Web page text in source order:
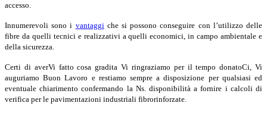
accesso.
Innumerevoli sono i vantaggiche si possono conseguire con l’utilizzo delle
fibre da quelli tecnici e realizzativi a quelli economici, in campo ambientale e
della sicurezza.
Certi di averVi fatto cosa gradita Vi ringraziamo per il tempo donatoCi, Vi
auguriamo Buon Lavoro e restiamo sempre a disposizione per qualsiasi ed
eventuale chiarimento confermando la Ns. disponibilità a fornire i calcoli di
verifica per le pavimentazioni industriali fibrorinforzate.